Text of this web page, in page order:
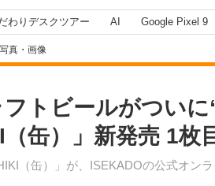
わりデスクツアー AI Google Pixel 9
写真・画像
フトビールがついに
（缶）」新発売 1枚
（缶）」が、ISEKADOの公式オン